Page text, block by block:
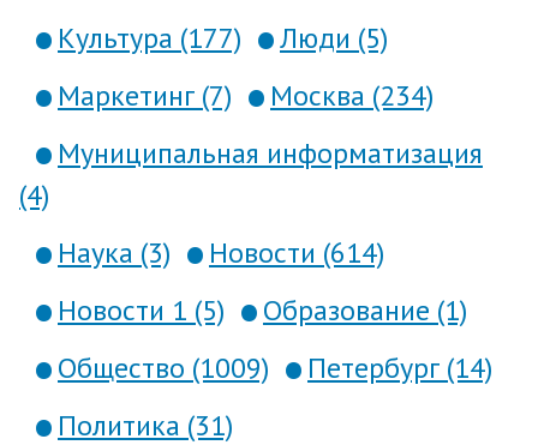
Культура (177)
Люди (5)
Маркетинг (7)
Москва (234)
Муниципальная информатизация
(4)
Наука (3)
Новости (614)
Новости 1 (5)
Образование (1)
Общество (1009)
Петербург (14)
Политика (31)